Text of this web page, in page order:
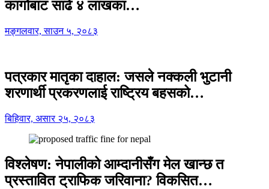
कार्गोबाट साढे ४ लाखका…
मङ्गलवार, साउन ५, २०८३
पत्रकार मातृका दाहाल: जसले नक्कली भुटानी
शरणार्थी प्रकरणलाई राष्ट्रिय बहसको…
बिहिवार, असार २५, २०८३
विश्लेषण: नेपालीको आम्दानीसँग मेल खान्छ त
प्रस्तावित ट्राफिक जरिवाना? विकसित…